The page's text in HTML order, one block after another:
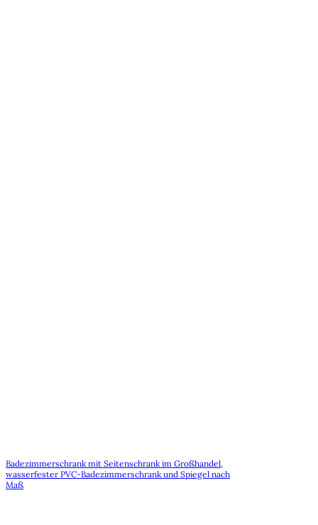
Badezimmerschrank mit Seitenschrank im Großhandel,
wasserfester PVC-Badezimmerschrank und Spiegel nach
Maß